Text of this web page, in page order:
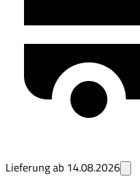
Lieferung ab 14.08.2026